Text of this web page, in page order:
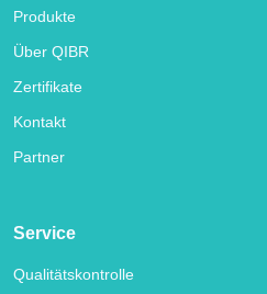
Produkte
Über QIBR
Zertifikate
Kontakt
Partner
Service
Qualitätskontrolle